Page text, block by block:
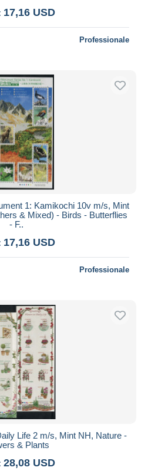
17,16 USD
Professionale
1: Kamikochi 10v m/s, Mint
& Mixed) - Birds - Butterflies
- F..
17,16 USD
Professionale
Life 2 m/s, Mint NH, Nature -
& Plants
28,08 USD